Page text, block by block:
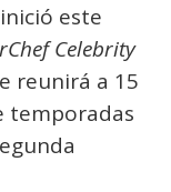
este
Celebrity
reunirá a 15
temporadas